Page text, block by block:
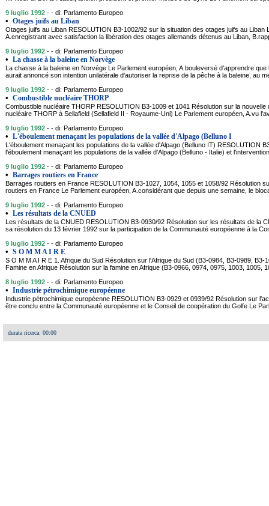
9 luglio 1992 - - di: Parlamento Europeo
• Otages juifs au Liban
Otages juifs au Liban RESOLUTION B3-1002/92 sur la situation des otages juifs au Liban
A.enregistrant avec satisfaction la libération des otages allemands détenus au Liban,
9 luglio 1992 - - di: Parlamento Europeo
• La chasse à la baleine en Norvège
La chasse à la baleine en Norvège Le Parlement européen, A.bouleversé d'apprendre
aurait annoncé son intention unilatérale d'autoriser la reprise de la pêche à la baleine, au
9 luglio 1992 - - di: Parlamento Europeo
• Combustible nucléaire THORP
Combustible nucléaire THORP RESOLUTION B3-1009 et 1041 Résolution sur la
nucléaire THORP à Sellafield (Sellafield II - Royaume-Uni) Le Parlement européen, A.vu
9 luglio 1992 - - di: Parlamento Europeo
• L'éboulement menaçant les populations de la vallée d'Alpago (Belluno I
L'éboulement menaçant les populations de la vallée d'Alpago (Belluno IT) RESOLUTION
l'éboulement menaçant les populations de la vallée d'Alpago (Belluno - Italie) et
9 luglio 1992 - - di: Parlamento Europeo
• Barrages routiers en France
Barrages routiers en France RESOLUTION B3-1027, 1054, 1055 et 1058/92 Résolution
routiers en France Le Parlement européen, A.considérant que depuis une semaine, le
9 luglio 1992 - - di: Parlamento Europeo
• Les résultats de la CNUED
Les résultats de la CNUED RESOLUTION B3-0930/92 Résolution sur les résultats de la
sa résolution du 13 février 1992 sur la participation de la Communauté européenne à la
9 luglio 1992 - - di: Parlamento Europeo
• S O M M A I R E
S O M M A I R E 1. Afrique du Sud Résolution sur l'Afrique du Sud (B3-0984, B3-0989, B3-
Famine en Afrique Résolution sur la famine en Afrique (B3-0966, 0974, 0975, 1003, 1005,
8 luglio 1992 - - di: Parlamento Europeo
• Industrie pétrochimique européenne
Industrie pétrochimique européenne RESOLUTION B3-0929 et 0939/92 Résolution sur
être conclu entre la Communauté européenne et le Conseil de coopération du Golfe Le
durata ricerca: 00:00